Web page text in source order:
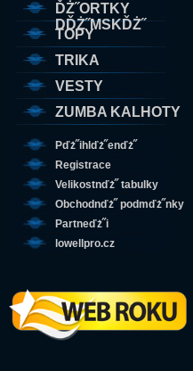
ĎŻ˝ORTKY
DĎŻ˝MSKĎŻ˝
TOPY
TRIKA
VESTY
ZUMBA KALHOTY
Pďż˝ihlďż˝enďż˝
Registrace
Velikostnďż˝ tabulky
Obchodnďż˝ podmďż˝nky
Partneďż˝i
lowellpro.cz